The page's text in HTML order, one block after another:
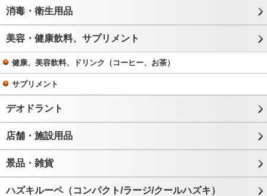
消毒・衛生用品
美容・健康飲料、サプリメント
健康、美容飲料、ドリンク（コーヒー、お茶）
サプリメント
デオドラント
店舗・施設用品
景品・雑貨
ハズキルーペ（コンパクト/ラージ/クールハズキ）